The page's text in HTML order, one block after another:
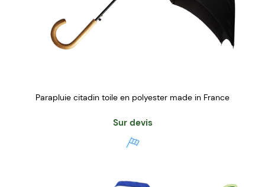
Parapluie citadin toile en polyester made in France
Sur devis